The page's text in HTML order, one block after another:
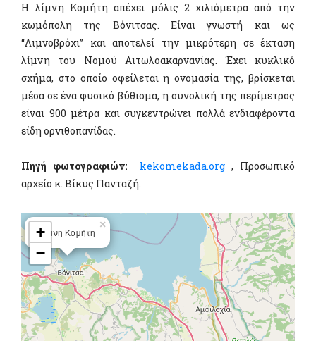
Η λίμνη Κομήτη απέχει μόλις 2 χιλιόμετρα από την
κωμόπολη της Βόνιτσας. Είναι γνωστή και ως
“Λιμνοβρόχι” και αποτελεί την μικρότερη σε έκταση
λίμνη του Νομού Αιτωλοακαρνανίας. Έχει κυκλικό
σχήμα, στο οποίο οφείλεται η ονομασία της, βρίσκεται
μέσα σε ένα φυσικό βύθισμα, η συνολική της περίμετρος
είναι 900 μέτρα και συγκεντρώνει πολλά ενδιαφέροντα
είδη ορνιθοπανίδας.
Πηγή φωτογραφιών: kekomekada.org , Προσωπικό
αρχείο κ. Βίκυς Πανταζή.
Λίμνη Κομήτη
×
+
−